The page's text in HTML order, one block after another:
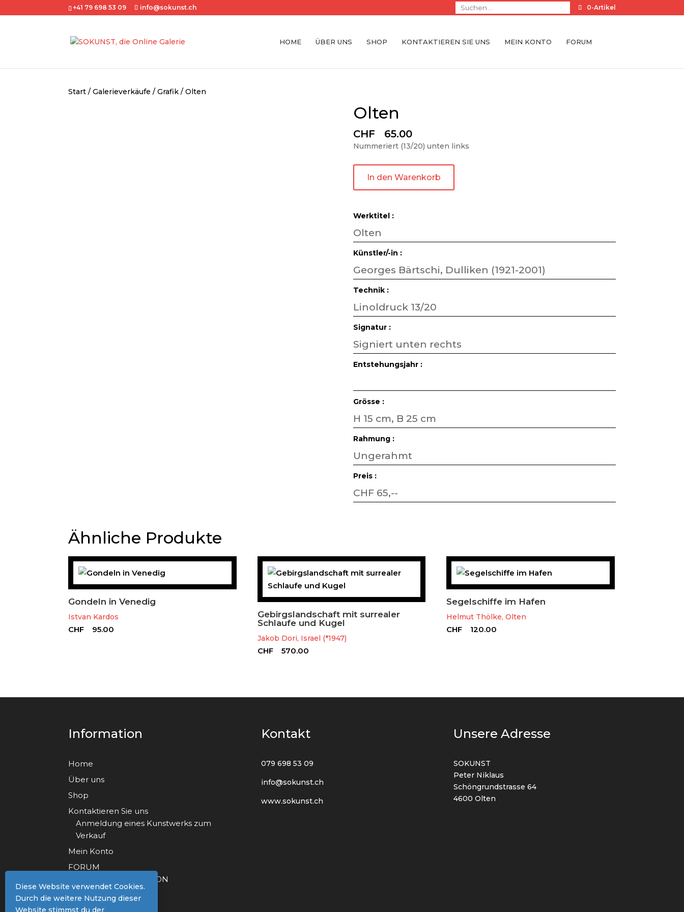
+41 79 698 53 09 info@sokunst.ch 0-Artikel
HOME ÜBER UNS SHOP KONTAKTIEREN SIE UNS MEIN KONTO FORUM
Start /Galerieverkäufe /Grafik / Olten
Olten
CHF 65.00
Nummeriert (13/20) unten links
In den Warenkorb
Werktitel :
Olten
Künstler/-in :
Georges Bärtschi, Dulliken (1921-2001)
Technik :
Linoldruck 13/20
Signatur :
Signiert unten rechts
Entstehungsjahr :
Grösse :
H 15 cm, B 25 cm
Rahmung :
Ungerahmt
Preis :
CHF 65,--
Ähnliche Produkte
Gondeln in Venedig
Istvan Kardos
CHF 95.00
Gebirgslandschaft mit surrealer
Schlaufe und Kugel
Jakob Dori, Israel (*1947)
CHF 570.00
Segelschiffe im Hafen
Helmut Thölke, Olten
CHF 120.00
Information
Home
Über uns
Shop
Kontaktieren Sie uns
Anmeldung eines Kunstwerks zum
Verkauf
Mein Konto
FORUM
FORUM REGISTRATION
Kontakt
079 698 53 09
info@sokunst.ch
www.sokunst.ch
Unsere Adresse
SOKUNST
Peter Niklaus
Schöngrundstrasse 64
4600 Olten
Diese Website verwendet Cookies.
Durch die weitere Nutzung dieser
Website stimmst du der